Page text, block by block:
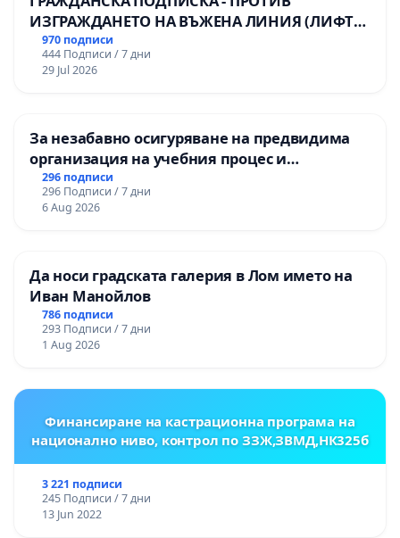
ИЗГРАЖДАНЕТО НА ВЪЖЕНА ЛИНИЯ (ЛИФТ)
НА ТЕРИТОРИЯТА НА ПРИРОДНА
ЗАБЕЛЕЖИТЕЛНОСТ „ХЪЛМ НА
ОСВОБОДИТЕЛИТЕ“ (БУНАРДЖИК)
970 подписи
444 Подписи / 7 дни
29 Jul 2026
За незабавно осигуряване на предвидима
организация на учебния процес и
гарантиране на правото на равнопоставено
и качествено образование на учениците от
ОУ „Княз Александър I“ и Хуманитарна
296 подписи
296 Подписи / 7 дни
6 Aug 2026
Да носи градската галерия в Лом името на
Иван Манойлов
786 подписи
293 Подписи / 7 дни
1 Aug 2026
Финансиране на кастрационна програма на
национално ниво, контрол по ЗЗЖ,ЗВМД,НК325б
3 221 подписи
245 Подписи / 7 дни
13 Jun 2022